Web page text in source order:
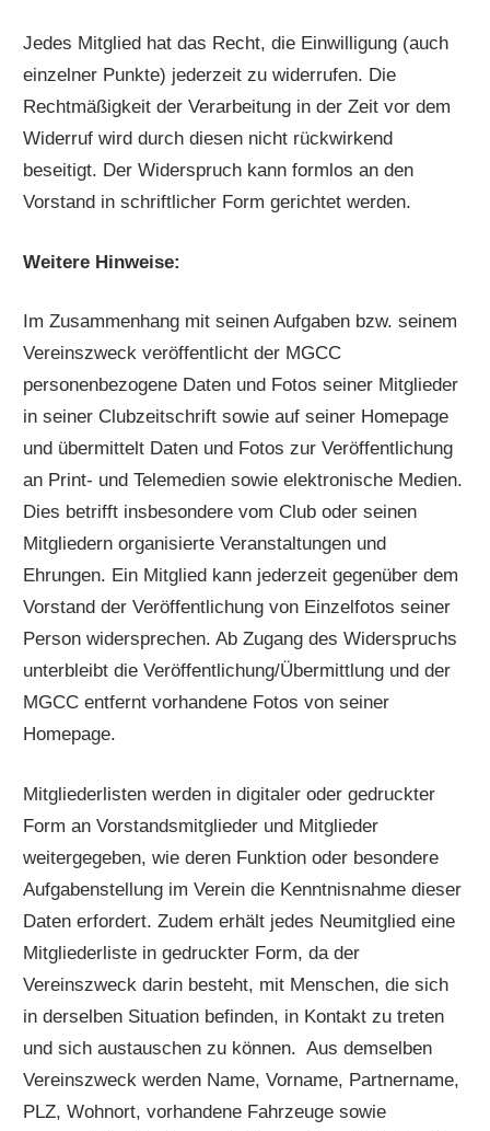
Jedes Mitglied hat das Recht, die Einwilligung (auch
einzelner Punkte) jederzeit zu widerrufen. Die
Rechtmäßigkeit der Verarbeitung in der Zeit vor dem
Widerruf wird durch diesen nicht rückwirkend
beseitigt. Der Widerspruch kann formlos an den
Vorstand in schriftlicher Form gerichtet werden.
Weitere Hinweise:
Im Zusammenhang mit seinen Aufgaben bzw. seinem
Vereinszweck veröffentlicht der MGCC
personenbezogene Daten und Fotos seiner Mitglieder
in seiner Clubzeitschrift sowie auf seiner Homepage
und übermittelt Daten und Fotos zur Veröffentlichung
an Print- und Telemedien sowie elektronische Medien.
Dies betrifft insbesondere vom Club oder seinen
Mitgliedern organisierte Veranstaltungen und
Ehrungen. Ein Mitglied kann jederzeit gegenüber dem
Vorstand der Veröffentlichung von Einzelfotos seiner
Person widersprechen. Ab Zugang des Widerspruchs
unterbleibt die Veröffentlichung/Übermittlung und der
MGCC entfernt vorhandene Fotos von seiner
Homepage.
Mitgliederlisten werden in digitaler oder gedruckter
Form an Vorstandsmitglieder und Mitglieder
weitergegeben, wie deren Funktion oder besondere
Aufgabenstellung im Verein die Kenntnisnahme dieser
Daten erfordert. Zudem erhält jedes Neumitglied eine
Mitgliederliste in gedruckter Form, da der
Vereinszweck darin besteht, mit Menschen, die sich
in derselben Situation befinden, in Kontakt zu treten
und sich austauschen zu können. Aus demselben
Vereinszweck werden Name, Vorname, Partnername,
PLZ, Wohnort, vorhandene Fahrzeuge sowie